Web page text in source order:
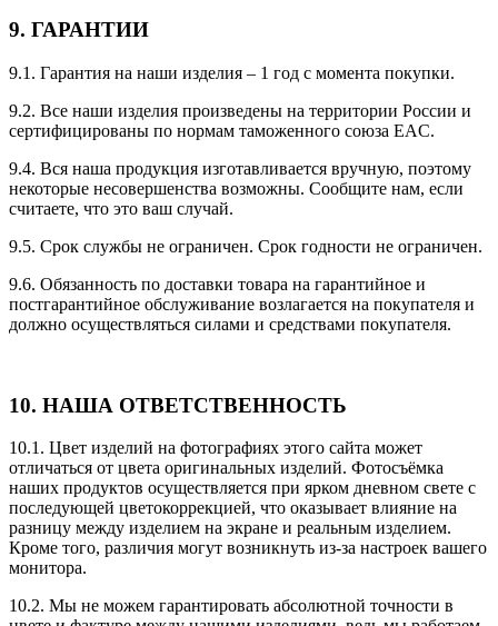
9. ГАРАНТИИ
9.1. Гарантия на наши изделия – 1 год с момента покупки.
9.2. Все наши изделия произведены на территории России и
сертифицированы по нормам таможенного союза EAC.
9.4. Вся наша продукция изготавливается вручную, поэтому
некоторые несовершенства возможны. Сообщите нам, если
считаете, что это ваш случай.
9.5. Срок службы не ограничен. Срок годности не ограничен.
9.6. Обязанность по доставки товара на гарантийное и
постгарантийное обслуживание возлагается на покупателя и
должно осуществляться силами и средствами покупателя.
10. НАША ОТВЕТСТВЕННОСТЬ
10.1. Цвет изделий на фотографиях этого сайта может
отличаться от цвета оригинальных изделий. Фотосъёмка
наших продуктов осуществляется при ярком дневном свете с
последующей цветокоррекцией, что оказывает влияние на
разницу между изделием на экране и реальным изделием.
Кроме того, различия могут возникнуть из-за настроек вашего
монитора.
10.2. Мы не можем гарантировать абсолютной точности в